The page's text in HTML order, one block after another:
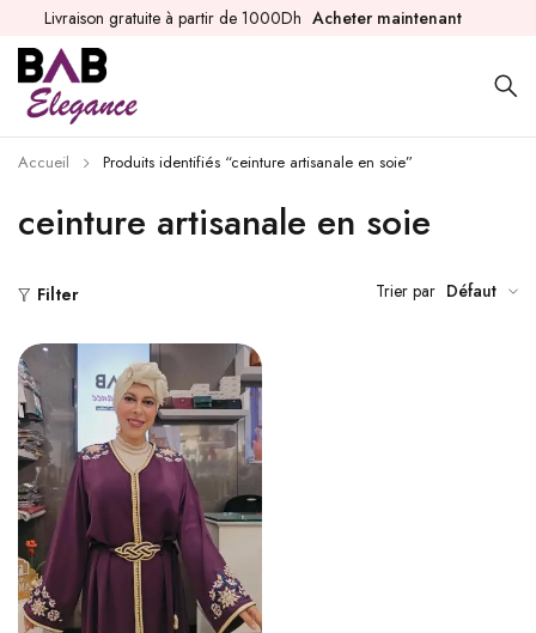
Livraison gratuite à partir de 1000Dh Acheter maintenant
ceinture artisanale en soie
Accueil Produits identifiés “ceinture artisanale en soie”
Filter Trier par Défaut